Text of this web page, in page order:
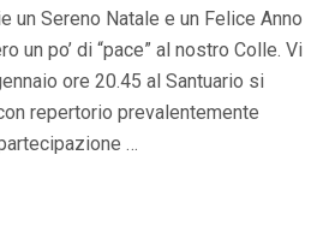
un Sereno Natale e un Felice Anno
un po’ di “pace” al nostro Colle. Vi
ore 20.45 al Santuario si
repertorio prevalentemente
…